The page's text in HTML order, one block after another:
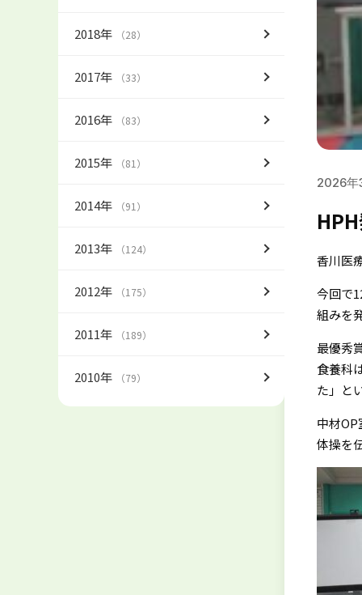
2018年 （28）
2017年 （33）
2016年 （83）
2015年 （81）
2014年 （91）
2013年 （124）
2012年 （175）
2011年 （189）
2010年 （79）
2026年
香川医
今回で
組みを
最優秀
食養科
た」と
中材
体操を